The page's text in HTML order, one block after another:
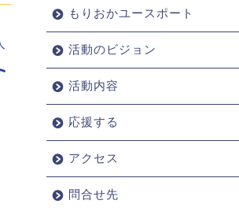
もりおかユースポート
活動のビジョン
活動内容
応援する
アクセス
問合せ先